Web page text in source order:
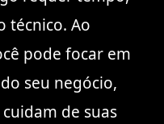
técnico. Ao
pode focar em
seu negócio,
de suas